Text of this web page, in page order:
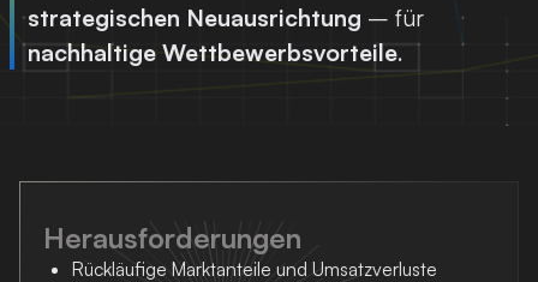
strategischen Neuausrichtung – für
nachhaltige Wettbewerbsvorteile.
Herausforderungen
Rückläufige Marktanteile und Umsatzverluste